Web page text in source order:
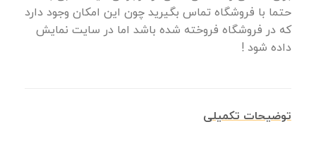
حتما با فروشگاه تماس بگیرید چون این امکان وجود دارد
که در فروشگاه فروخته شده باشد اما در سایت نمایش
داده شود !
توضیحات تکمیلی